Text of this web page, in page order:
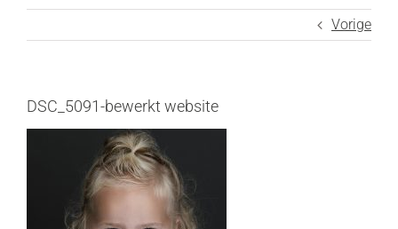
Vorige
DSC_5091-bewerkt website